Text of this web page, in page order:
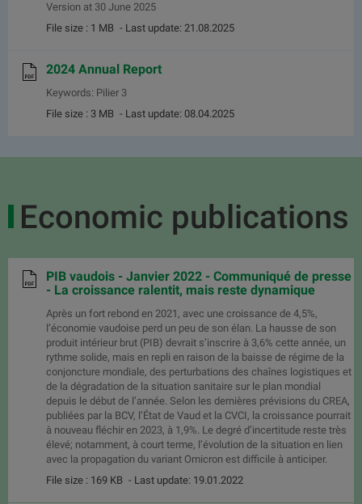
Version at 30 June 2025
File size : 1 MB - Last update: 21.08.2025
2024 Annual Report
Keywords: Pilier 3
File size : 3 MB - Last update: 08.04.2025
Economic publications
PIB vaudois - Janvier 2022 - Communiqué de presse
- La croissance ralentit, mais reste dynamique
Après un fort rebond en 2021, avec une croissance de 4,5%,
l’économie vaudoise perd un peu de son élan. La hausse de son
produit intérieur brut (PIB) devrait s’inscrire à 3,6% cette année, un
rythme solide, mais en repli en raison de la baisse de régime de la
conjoncture mondiale, des perturbations des chaînes logistiques et
de la dégradation de la situation sanitaire sur le plan mondial
depuis le début de l’année. Selon les dernières prévisions du CREA,
publiées par la BCV, l’État de Vaud et la CVCI, la croissance pourrait
à nouveau fléchir en 2023, à 1,9%. Le degré d’incertitude reste très
élevé; notamment, à court terme, l’évolution de la situation en lien
avec la propagation du variant Omicron est difficile à anticiper.
File size : 169 KB - Last update: 19.01.2022